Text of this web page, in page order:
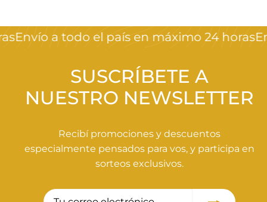
0
,
Envío a todo el país en máximo 24 horas
SUSCRÍBETE A
NUESTRO NEWSLETTER
Recibí promociones y descuentos
especialmente pensados para vos, y participa en
sorteos exclusivos.
Tu
Suscribir